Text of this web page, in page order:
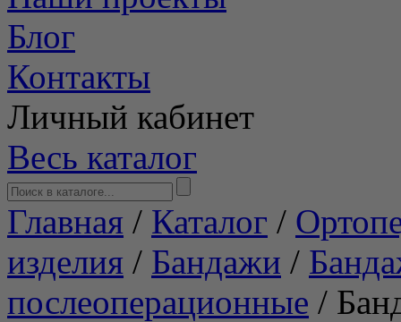
Блог
Контакты
Личный кабинет
Весь каталог
Главная / Каталог /
изделия / Бандажи /
послеоперационные /